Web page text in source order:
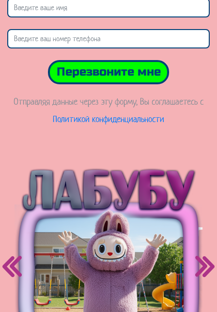
Перезвоните мне
Отправляя данные через эту форму, Вы соглашаетесь с
Политикой конфиденциальности